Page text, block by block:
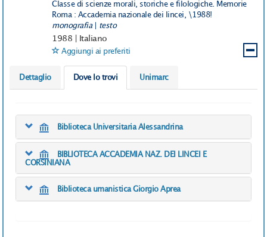
Classe di scienze morali, storiche e filologiche. Memorie
Roma : Accademia nazionale dei lincei, \1988!
monografia| testo
1988 Italiano
Aggiungi ai preferiti
Dettaglio Dove lo trovi Unimarc
Biblioteca Universitaria Alessandrina
BIBLIOTECA ACCADEMIA NAZ. DEI LINCEI E
CORSINIANA
Biblioteca umanistica Giorgio Aprea